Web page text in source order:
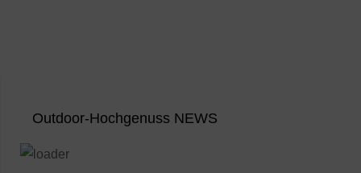
Outdoor-Hochgenuss NEWS